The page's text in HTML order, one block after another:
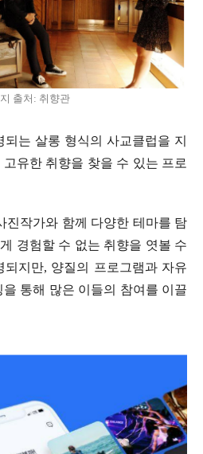
출처: 취향관
되는 살롱 형식의 사교클럽을 지
유한 취향을 찾을 수 있는 프로
진작가와 함께 다양한 테마를 탐
경험할 수 없는 취향을 엿볼 수
지만, 양질의 프로그램과 자유
통해 많은 이들의 참여를 이끌